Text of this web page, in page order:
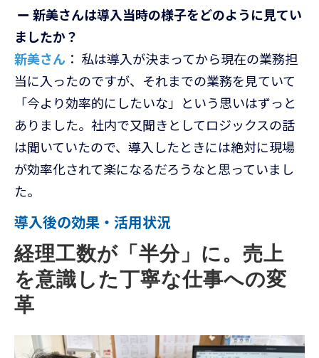
ー 新美さんは導入当時の様子をどのように見てい
ましたか？
新美さん ： 私は導入が決まってから現在の業務担
当に入ったのですが、それまでの業務を見ていて
「今より効率的にしたいな」という思いはずっと
ありました。社内で又聞きとしてロジックスの話
は聞いていたので、導入したときには絶対に現場
が効率化されて楽になるだろうなと思っていまし
た。
導入後の効果・活用状況
経理工数が「半分」に。売上
を意識した丁寧な仕事への変
革